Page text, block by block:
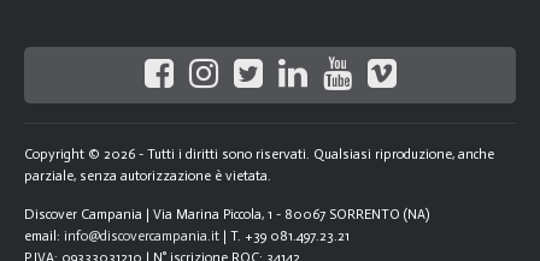
Copyright © 2026 - Tutti i diritti sono riservati. Qualsiasi riproduzione, anche
parziale, senza autorizzazione è vietata.
Discover Campania | Via Marina Piccola, 1 - 80067 SORRENTO (NA)
email: info@discovercampania.it| T. +39 081.497.23.21
P.IVA: 09333031210 | N° iscrizione ROC: 34142